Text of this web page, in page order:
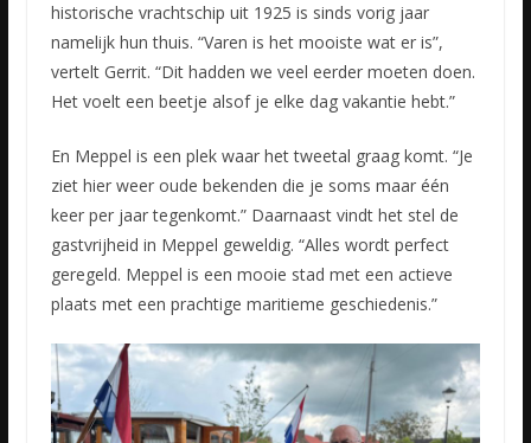
historische vrachtschip uit 1925 is sinds vorig jaar
namelijk hun thuis. “Varen is het mooiste wat er is”,
vertelt Gerrit. “Dit hadden we veel eerder moeten doen.
Het voelt een beetje alsof je elke dag vakantie hebt.”
En Meppel is een plek waar het tweetal graag komt. “Je
ziet hier weer oude bekenden die je soms maar één
keer per jaar tegenkomt.” Daarnaast vindt het stel de
gastvrijheid in Meppel geweldig. “Alles wordt perfect
geregeld. Meppel is een mooie stad met een actieve
plaats met een prachtige maritieme geschiedenis.”